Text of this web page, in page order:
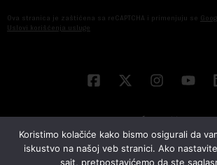
Ova stranica je zaštićena sa reCAPTCHA i primenjuju se
Uslovi korišćenja usluge
Koristimo kolačiće kako bismo osigurali da
iskustvo na našoj veb stranici. Ako
sajt, pretpostavićemo da ste